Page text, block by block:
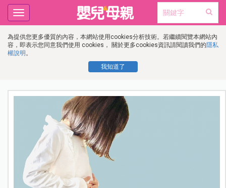
為提供您更多優質的內容，本網站使用cookies分析技術。若繼續閱覽本網站內
容，即表示您同意我們使用 cookies， 關於更多cookies資訊請閱讀我們的隱私
權說明 。
我知道了
Toggle
navigation